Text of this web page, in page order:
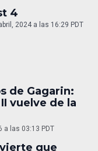
4
2024 a las 16:29 PDT
de Gagarin:
vuelve de la
a las 03:13 PDT
que